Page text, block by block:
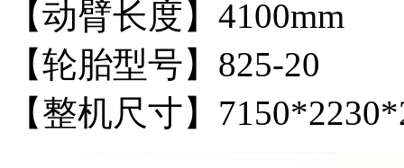
【动臂长度】
【轮胎型号】825-20
【整机尺寸】